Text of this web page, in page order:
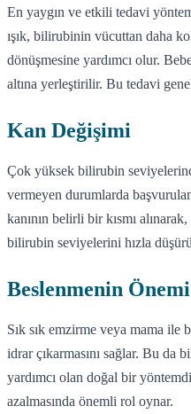
En yaygın ve etkili tedavi
ışık, bilirubinin vücuttan daha
dönüşmesine yardımcı olur.
altına yerleştirilir. Bu tedavi
Kan Değişimi
Çok yüksek bilirubin
vermeyen durumlarda
kanının belirli bir kısmı
bilirubin seviyelerini hızla
Beslenmenin Önemi
Sık sık emzirme veya mama ile
idrar çıkarmasını sağlar. Bu da
yardımcı olan doğal bir
azalmasında önemli rol oynar.